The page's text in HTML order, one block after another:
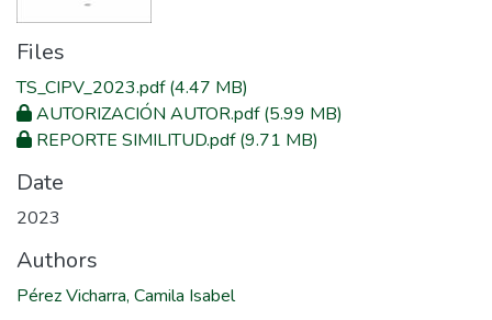
Files
TS_CIPV_2023.pdf(4.47 MB)
AUTORIZACIÓN AUTOR.pdf(5.99 MB)
REPORTE SIMILITUD.pdf(9.71 MB)
Date
2023
Authors
Pérez Vicharra, Camila Isabel